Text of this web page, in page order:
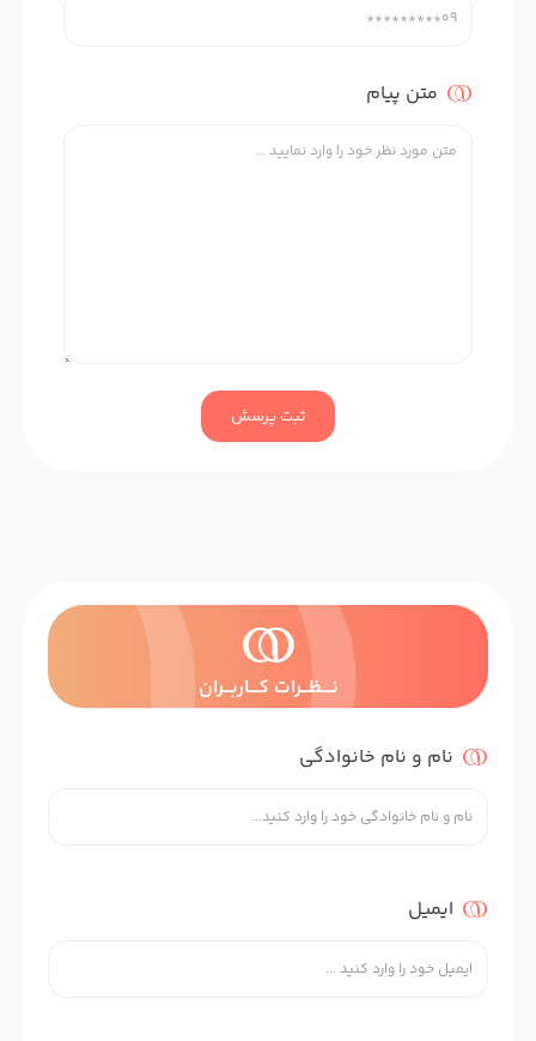
متن پیام
ثبت پرسش
نــــظـــرات کــــاربـــران
نام و نام خانوادگی
ایمیل